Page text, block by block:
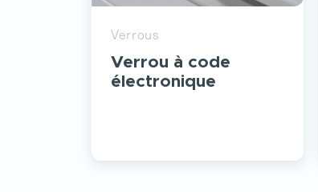
Verrous
Verrou à code
électronique